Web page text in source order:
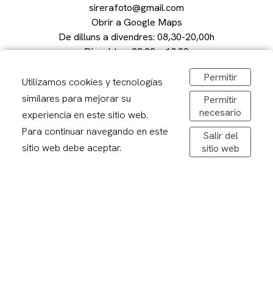
sirerafoto@gmail.com
Obrir a Google Maps
De dilluns a divendres: 08,30-20,00h
Dissabtes: 09:00 – 13:00
Avís legal
Politica de privacitat
Política de cookies
Condicions de compra
Utilizamos cookies y tecnologías
similares para mejorar su
experiencia en este sitio web.
Para continuar navegando en este
sitio web debe aceptar.
Permitir
Permitir
necesario
Salir del
sitio web